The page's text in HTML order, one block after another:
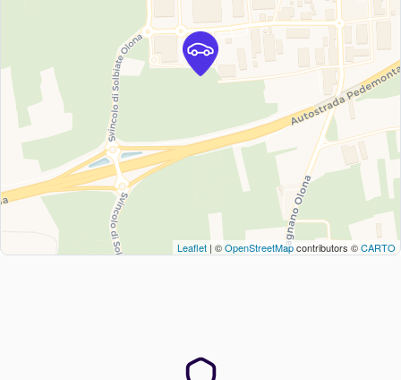
Leaflet | ©OpenStreetMapcontributors ©CARTO